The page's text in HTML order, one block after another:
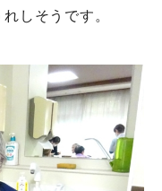
しそうです。